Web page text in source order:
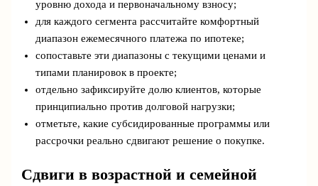
уровню дохода и первоначальному взносу;
для каждого сегмента рассчитайте комфортный
диапазон ежемесячного платежа по ипотеке;
сопоставьте эти диапазоны с текущими ценами и
типами планировок в проекте;
отдельно зафиксируйте долю клиентов, которые
принципиально против долговой нагрузки;
отметьте, какие субсидированные программы или
рассрочки реально сдвигают решение о покупке.
Сдвиги в возрастной и семейной